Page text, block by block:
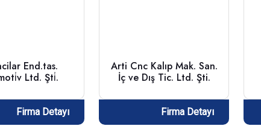
End.tas.
Ltd. Şti̇.
Firma Detayı
Arti Cnc Kalıp Mak. San.
İç ve Dış Tic. Ltd. Şti.
Firma Detayı